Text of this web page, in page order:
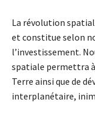
La révolution
et constitue selon
l’investissement.
spatiale permettra à
Terre ainsi que de
interplanétaire,